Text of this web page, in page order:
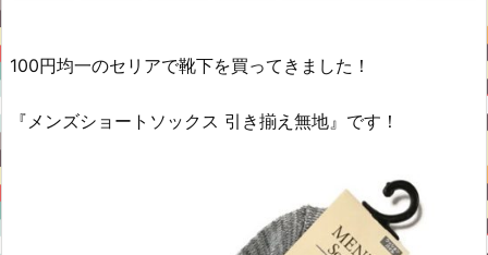
100円均一のセリアで靴下を買ってきました！
『メンズショートソックス 引き揃え無地』です！